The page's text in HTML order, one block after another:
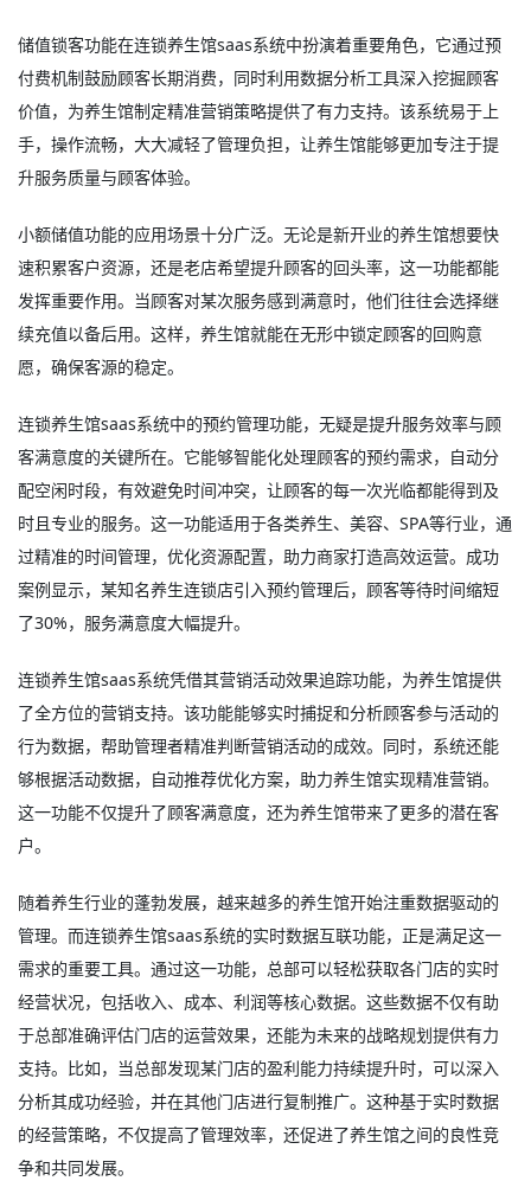
储值锁客功能在连锁养生馆saas系统中扮演着重要角色，它通过预
付费机制鼓励顾客长期消费，同时利用数据分析工具深入挖掘顾客
价值，为养生馆制定精准营销策略提供了有力支持。该系统易于上
手，操作流畅，大大减轻了管理负担，让养生馆能够更加专注于提
升服务质量与顾客体验。
小额储值功能的应用场景十分广泛。无论是新开业的养生馆想要快
速积累客户资源，还是老店希望提升顾客的回头率，这一功能都能
发挥重要作用。当顾客对某次服务感到满意时，他们往往会选择继
续充值以备后用。这样，养生馆就能在无形中锁定顾客的回购意
愿，确保客源的稳定。
连锁养生馆saas系统中的预约管理功能，无疑是提升服务效率与顾
客满意度的关键所在。它能够智能化处理顾客的预约需求，自动分
配空闲时段，有效避免时间冲突，让顾客的每一次光临都能得到及
时且专业的服务。这一功能适用于各类养生、美容、SPA等行业，通
过精准的时间管理，优化资源配置，助力商家打造高效运营。成功
案例显示，某知名养生连锁店引入预约管理后，顾客等待时间缩短
了30%，服务满意度大幅提升。
连锁养生馆saas系统凭借其营销活动效果追踪功能，为养生馆提供
了全方位的营销支持。该功能能够实时捕捉和分析顾客参与活动的
行为数据，帮助管理者精准判断营销活动的成效。同时，系统还能
够根据活动数据，自动推荐优化方案，助力养生馆实现精准营销。
这一功能不仅提升了顾客满意度，还为养生馆带来了更多的潜在客
户。
随着养生行业的蓬勃发展，越来越多的养生馆开始注重数据驱动的
管理。而连锁养生馆saas系统的实时数据互联功能，正是满足这一
需求的重要工具。通过这一功能，总部可以轻松获取各门店的实时
经营状况，包括收入、成本、利润等核心数据。这些数据不仅有助
于总部准确评估门店的运营效果，还能为未来的战略规划提供有力
支持。比如，当总部发现某门店的盈利能力持续提升时，可以深入
分析其成功经验，并在其他门店进行复制推广。这种基于实时数据
的经营策略，不仅提高了管理效率，还促进了养生馆之间的良性竞
争和共同发展。